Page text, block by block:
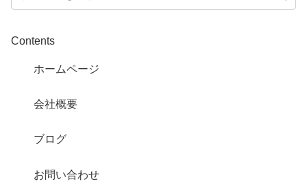
Contents
ホームページ
会社概要
ブログ
お問い合わせ